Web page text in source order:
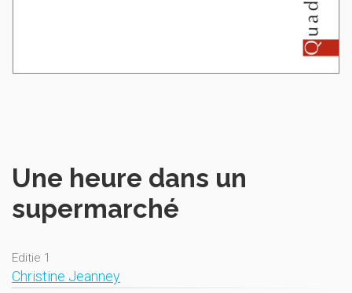
Une heure dans un
supermarché
Editie 1
Christine Jeanney